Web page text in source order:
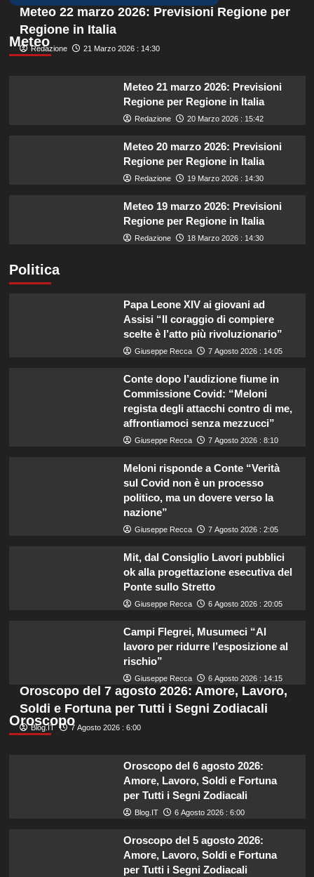
Meteo
Meteo 22 marzo 2026: Previsioni Regione per
Regione in Italia
Redazione 21 Marzo 2026 : 14:30
Meteo 21 marzo 2026: Previsioni
Regione per Regione in Italia
Redazione 20 Marzo 2026 : 15:42
Meteo 20 marzo 2026: Previsioni
Regione per Regione in Italia
Redazione 19 Marzo 2026 : 14:30
Meteo 19 marzo 2026: Previsioni
Regione per Regione in Italia
Redazione 18 Marzo 2026 : 14:30
Politica
Papa Leone XIV ai giovani ad
Assisi “Il coraggio di compiere
scelte è l’atto più rivoluzionario”
Giuseppe Recca 7 Agosto 2026 : 14:05
Conte dopo l’audizione fiume in
Commissione Covid: “Meloni
regista degli attacchi contro di me,
affrontiamoci senza mezzucci”
Giuseppe Recca 7 Agosto 2026 : 8:10
Meloni risponde a Conte “Verità
sul Covid non è un processo
politico, ma un dovere verso la
nazione”
Giuseppe Recca 7 Agosto 2026 : 2:05
Mit, dal Consiglio Lavori pubblici
ok alla progettazione esecutiva del
Ponte sullo Stretto
Giuseppe Recca 6 Agosto 2026 : 20:05
Campi Flegrei, Musumeci “Al
lavoro per ridurre l’esposizione al
rischio”
Giuseppe Recca 6 Agosto 2026 : 14:15
Oroscopo
Oroscopo del 7 agosto 2026: Amore, Lavoro,
Soldi e Fortuna per Tutti i Segni Zodiacali
Blog.IT 7 Agosto 2026 : 6:00
Oroscopo del 6 agosto 2026:
Amore, Lavoro, Soldi e Fortuna
per Tutti i Segni Zodiacali
Blog.IT 6 Agosto 2026 : 6:00
Oroscopo del 5 agosto 2026:
Amore, Lavoro, Soldi e Fortuna
per Tutti i Segni Zodiacali